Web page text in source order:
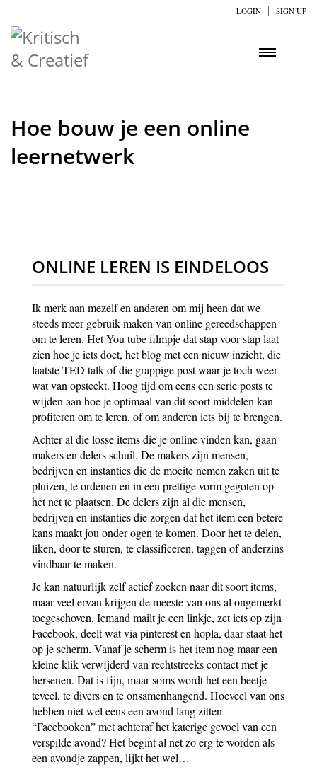
LOGIN SIGN UP
Hoe bouw je een online
leernetwerk
ONLINE LEREN IS EINDELOOS
Ik merk aan mezelf en anderen om mij heen dat we
steeds meer gebruik maken van online gereedschappen
om te leren. Het You tube filmpje dat stap voor stap laat
zien hoe je iets doet, het blog met een nieuw inzicht, die
laatste TED talk of die grappige post waar je toch weer
wat van opsteekt. Hoog tijd om eens een serie posts te
wijden aan hoe je optimaal van dit soort middelen kan
profiteren om te leren, of om anderen iets bij te brengen.
Achter al die losse items die je online vinden kan, gaan
makers en delers schuil. De makers zijn mensen,
bedrijven en instanties die de moeite nemen zaken uit te
pluizen, te ordenen en in een prettige vorm gegoten op
het net te plaatsen. De delers zijn al die mensen,
bedrijven en instanties die zorgen dat het item een betere
kans maakt jou onder ogen te komen. Door het te delen,
liken, door te sturen, te classificeren, taggen of anderzins
vindbaar te maken.
Je kan natuurlijk zelf actief zoeken naar dit soort items,
maar veel ervan krijgen de meeste van ons al ongemerkt
toegeschoven. Iemand mailt je een linkje, zet iets op zijn
Facebook, deelt wat via pinterest en hopla, daar staat het
op je scherm. Vanaf je scherm is het item nog maar een
kleine klik verwijderd van rechtstreeks contact met je
hersenen. Dat is fijn, maar soms wordt het een beetje
teveel, te divers en te onsamenhangend. Hoeveel van ons
hebben niet wel eens een avond lang zitten
“Facebooken” met achteraf het katerige gevoel van een
verspilde avond? Het begint al net zo erg te worden als
een avondje zappen, lijkt het wel…